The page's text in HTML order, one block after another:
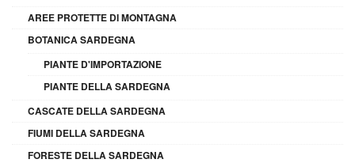
AREE PROTETTE DI MONTAGNA
BOTANICA SARDEGNA
PIANTE D'IMPORTAZIONE
PIANTE DELLA SARDEGNA
CASCATE DELLA SARDEGNA
FIUMI DELLA SARDEGNA
FORESTE DELLA SARDEGNA